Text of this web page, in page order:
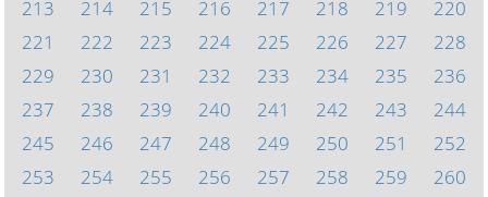
213
214 215 216 217 218 219
220
221
222 223 224 225 226 227
228
229
230 231 232 233 234 235
236
237
238 239 240 241 242 243
244
245
246 247 248 249 250 251
252
253
254 255 256 257 258 259
260